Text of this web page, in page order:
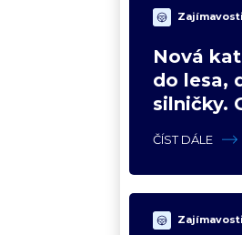
Zajímavosti
Nová
do lesa,
silničky.
názory
ČÍST DÁLE
Zajímavosti